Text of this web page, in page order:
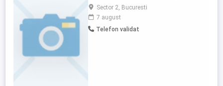
ore.Sector 2, Bucuresti
7 august
Telefon validat